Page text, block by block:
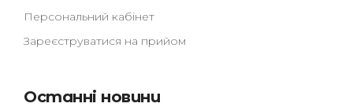
Персональний кабінет
Зареєструватися на прийом
Останні новини